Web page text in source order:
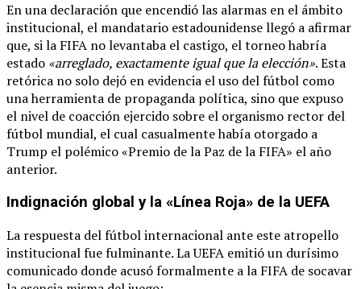
En una declaración que encendió las alarmas en el ámbito
institucional, el mandatario estadounidense llegó a afirmar
que, si la FIFA no levantaba el castigo, el torneo habría
estado «arreglado, exactamente igual que la elección». Esta
retórica no solo dejó en evidencia el uso del fútbol como
una herramienta de propaganda política, sino que expuso
el nivel de coacción ejercido sobre el organismo rector del
fútbol mundial, el cual casualmente había otorgado a
Trump el polémico «Premio de la Paz de la FIFA» el año
anterior.
Indignación global y la «Línea Roja» de la UEFA
La respuesta del fútbol internacional ante este atropello
institucional fue fulminante. La UEFA emitió un durísimo
comunicado donde acusó formalmente a la FIFA de socavar